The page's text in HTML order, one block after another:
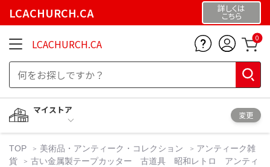
LCACHURCH.CA 詳しくは
こちら
LCACHURCH.CA 0
マイストア
変更
TOP 美術品・アンティーク・コレクション
アンティーク雑
貨
古い金属製テープカッター 古道具 昭和レトロ アンティ